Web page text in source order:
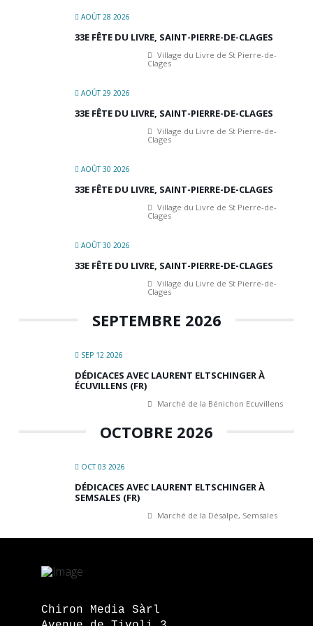
AOÛT 28 2026
33E FÊTE DU LIVRE, SAINT-PIERRE-DE-CLAGES
Village du Livre de St Pierre-de-
Clages
AOÛT 29 2026
33E FÊTE DU LIVRE, SAINT-PIERRE-DE-CLAGES
Village du Livre de St Pierre-de-
Clages
AOÛT 30 2026
33E FÊTE DU LIVRE, SAINT-PIERRE-DE-CLAGES
Village du Livre de St Pierre-de-
Clages
AOÛT 30 2026
33E FÊTE DU LIVRE, SAINT-PIERRE-DE-CLAGES
Village du Livre de St Pierre-de-
Clages
SEPTEMBRE 2026
SEP 12 2026
DÉDICACES AVEC LAURENT ELTSCHINGER À
ÉCUVILLENS (FR)
Marché de la Bénichon Ecuvillens
OCTOBRE 2026
OCT 03 2026
DÉDICACES AVEC LAURENT ELTSCHINGER À
SEMSALES (FR)
Marché de la Désalpe, Semsales
Chiron Media Sàrl